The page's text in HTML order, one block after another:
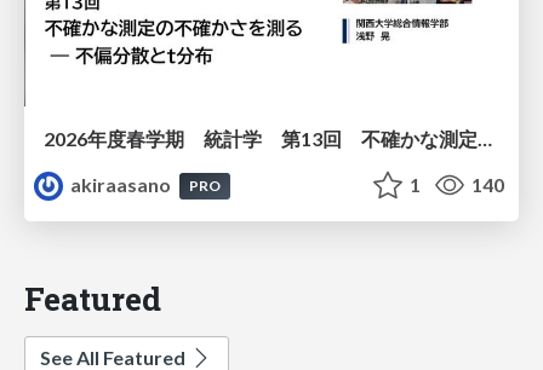
2026年度春学期 統計学 第13回 不確かな測定の不確かさを測る ― 不偏分散とt分布 (2026. 6. 25)
akiraasano
PRO 1 140
Featured
See All Featured